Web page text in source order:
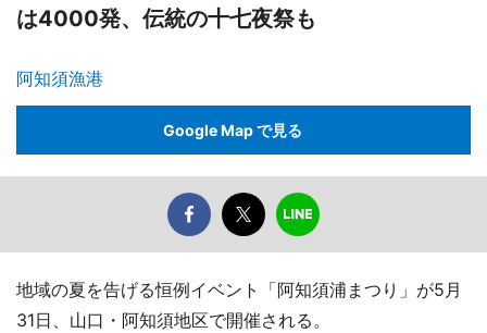
は4000発、伝統の十七夜祭も
阿知須漁港
Google Map で見る
地域の夏を告げる恒例イベント「阿知須浦まつり」が5月
31日、山口・阿知須地区で開催される。